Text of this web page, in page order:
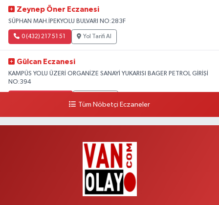
Zeynep Öner Eczanesi
SÜPHAN MAH.İPEKYOLU BULVARI NO:283F
0 (432) 217 51 51 Yol Tarifi Al
Gülcan Eczanesi
KAMPÜS YOLU ÜZERİ ORGANİZE SANAYİ YUKARISI BAGER PETROL GİRİŞİ
NO:394
HEKİM HASTANESİ ACİL KARŞISI
Yol Tarifi Al
MAHMUDİYE MAH.ATATÜRK CAD.NO:17B
Tüm Nöbetçi Eczaneler